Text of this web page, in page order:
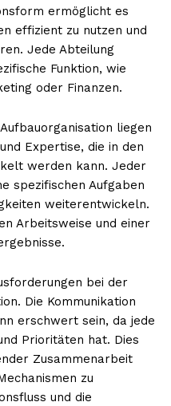
ermöglicht es
effizient zu nutzen und
Jede Abteilung
Funktion, wie
oder Finanzen.
liegen
Expertise, die in den
werden kann. Jeder
spezifischen Aufgaben
weiterentwickeln.
Arbeitsweise und einer
bei der
Die Kommunikation
erschwert sein, da jede
Prioritäten hat. Dies
Zusammenarbeit
zu
und die